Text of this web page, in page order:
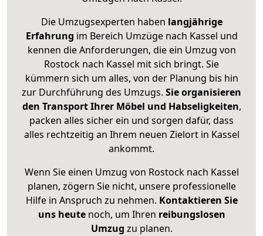
Die Umzugsexperten haben langjährige
Erfahrung im Bereich Umzüge nach Kassel und
kennen die Anforderungen, die ein Umzug von
Rostock nach Kassel mit sich bringt. Sie
kümmern sich um alles, von der Planung bis hin
zur Durchführung des Umzugs. Sie organisieren
den Transport Ihrer Möbel und Habseligkeiten,
packen alles sicher ein und sorgen dafür, dass
alles rechtzeitig an Ihrem neuen Zielort in Kassel
ankommt.
Wenn Sie einen Umzug von Rostock nach Kassel
planen, zögern Sie nicht, unsere professionelle
Hilfe in Anspruch zu nehmen. Kontaktieren Sie
uns heutenoch, um Ihren reibungslosen
Umzug zu planen.